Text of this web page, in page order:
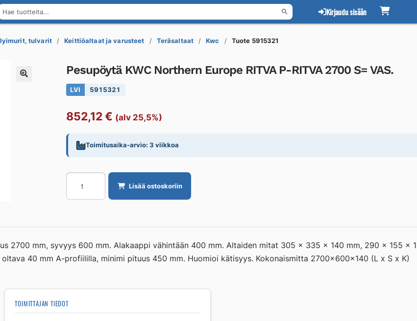
Hae tuotteita... Kirjaudu sisään
tulvarit Keittiöaltaat ja varusteet Teräsaltaat Kwc Tuote 5915321
Pesupöytä KWC Northern Europe RITVA P-RITVA 2700 S= VAS.
LVI 5915321
852,12€ (alv 25,5%)
Toimitusaika-arvio: 3 viikkoa
Pesupöytä
KWC
Northern
RITVA
RITVA
2700
VAS.
määrä
Lisää ostoskoriin
2700 mm, syvyys 600 mm. Alakaappi vähintään 400 mm. Altaiden mitat 305 x 335 x 140 mm, 290 x 155 x
40 mm A-profiililla, minimi pituus 450 mm. Huomioi kätisyys. Kokonaismitta 2700x600x140 (L x S x K)
TOIMITTAJAN TIEDOT